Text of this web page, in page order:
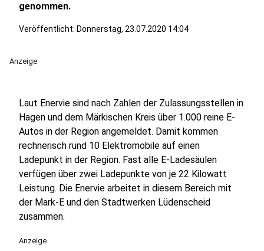
genommen.
Veröffentlicht: Donnerstag, 23.07.2020 14:04
Anzeige
Laut Enervie sind nach Zahlen der Zulassungsstellen in
Hagen und dem Märkischen Kreis über 1.000 reine E-
Autos in der Region angemeldet. Damit kommen
rechnerisch rund 10 Elektromobile auf einen
Ladepunkt in der Region. Fast alle E-Ladesäulen
verfügen über zwei Ladepunkte von je 22 Kilowatt
Leistung. Die Enervie arbeitet in diesem Bereich mit
der Mark-E und den Stadtwerken Lüdenscheid
zusammen.
Anzeige